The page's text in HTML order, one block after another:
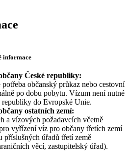
informace
České republiky:
občanský průkaz nebo cestovní
po dobu pobytu. Vízum není nutné
republiky do Evropské Unie.
ostatních zemí:
a vízových požadavcích včetně
vyřízení víz pro občany třetích zemí
příslušných úřadů třetí země
věcí, zastupitelský úřad).